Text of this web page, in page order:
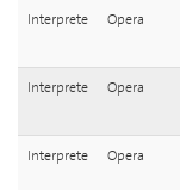
Interprete Opera
Interprete Opera
Interprete Opera